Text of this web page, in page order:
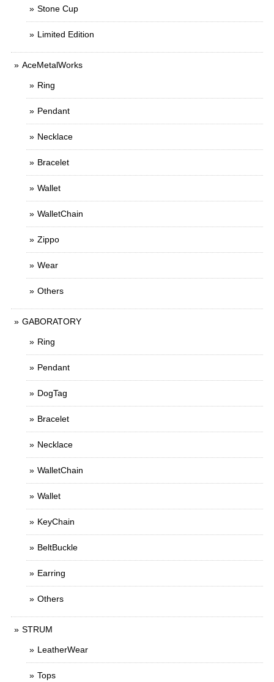
Stone Cup
Limited Edition
AceMetalWorks
Ring
Pendant
Necklace
Bracelet
Wallet
WalletChain
Zippo
Wear
Others
GABORATORY
Ring
Pendant
DogTag
Bracelet
Necklace
WalletChain
Wallet
KeyChain
BeltBuckle
Earring
Others
STRUM
LeatherWear
Tops